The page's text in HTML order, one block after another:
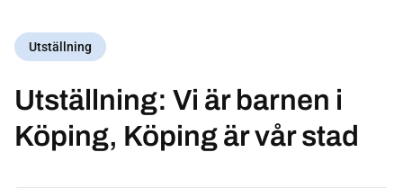
Utställning
Utställning: Vi är barnen i
Köping, Köping är vår stad